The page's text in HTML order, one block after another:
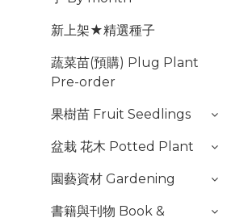
新上架★精選種子
蔬菜苗(預購) Plug Plant
Pre-order
果樹苗 Fruit Seedlings
盆栽 花木 Potted Plant
園藝資材 Gardening
書籍與刊物 Book &